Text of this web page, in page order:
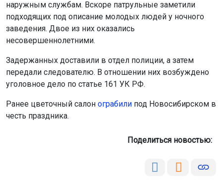
наружным службам. Вскоре патрульные заметили
подходящих под описание молодых людей у ночного
заведения. Двое из них оказались
несовершеннолетними.
Задержанных доставили в отдел полиции, а затем
передали следователю. В отношении них возбуждено
уголовное дело по статье 161 УК РФ.
Ранее цветочный салон ограбили под Новосибирском в
честь праздника.
Поделиться новостью: